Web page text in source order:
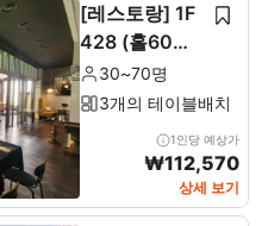
[레스토랑] 1F
428 (홀60석+
룸10석)
30~70명
3개의 테이블배치
1인당 예상가
₩112,570
상세 보기